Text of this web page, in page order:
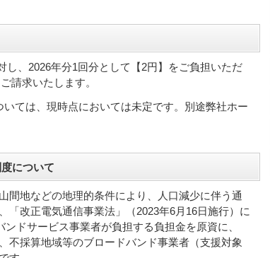
し、2026年分1回分として【2円】をご負担いただ
請求いたします。
ては、現時点においては未定です。別途弊社ホー
について
間地などの地理的条件により、人口減少に伴う通
「改正電気通信事業法」（2023年6月16日施行）に
ドサービス事業者が負担する負担金を原資に、
不採算地域等のブロードバンド事業者（支援対象